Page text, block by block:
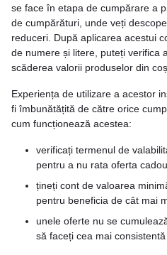
se face în etapa de cumpărare a
de cumpărături, unde veți
reduceri. După aplicarea acestui
de numere și litere, puteți verifica
scăderea valorii produselor din
Experiența de utilizare a acestor
fi îmbunătățită de către orice
cum funcționează acestea:
verificați termenul de
pentru a nu rata oferta
țineți cont de valoarea
pentru beneficia de cât mai
unele oferte nu se
să faceți cea mai